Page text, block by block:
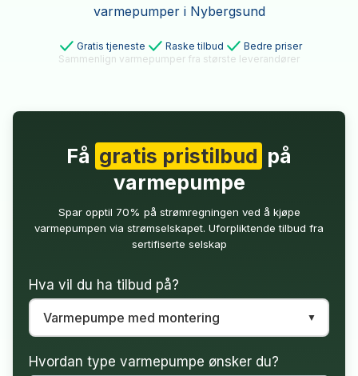
varmepumper i Nybergsund
Gratis tjeneste Raske tilbud
Bedre priser
Sammenlign varmepumper fra største leverandører
Få gratis pristilbud på
varmepumpe
Spar opptil 70% på strømregningen ved å kjøpe
varmepumpen via strømselskapet. Uforpliktende tilbud fra
sertifiserte selskap
Hva vil du ha tilbud på?
Hvordan type varmepumpe ønsker du?